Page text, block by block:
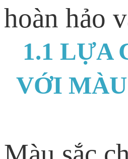
hoàn hảo
1.1 LỰA
VỚI